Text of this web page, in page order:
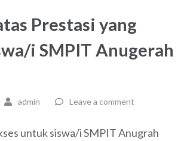
Prestasi yang
i SMPIT Anugerah
admin Leave a comment
untuk siswa/i SMPIT Anugrah